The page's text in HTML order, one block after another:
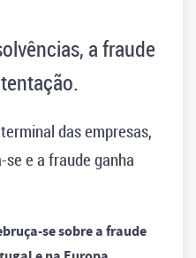
a fraude
das empresas,
e a fraude ganha
se sobre a fraude